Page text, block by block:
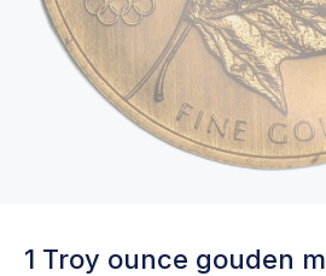
1 Troy ounce gouden